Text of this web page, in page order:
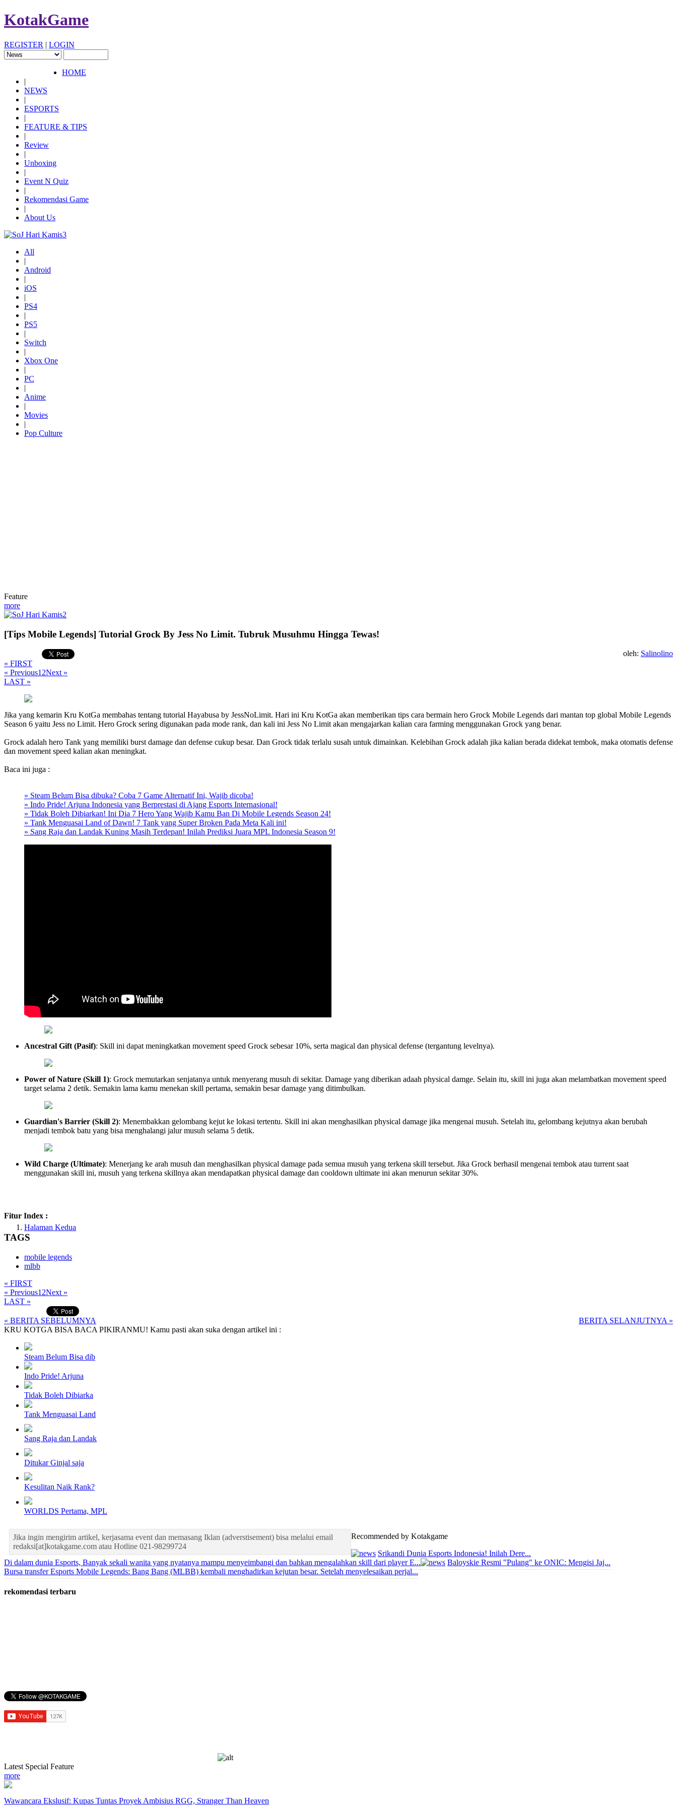
KotakGame
REGISTER | LOGIN
HOME
|
NEWS
|
ESPORTS
|
FEATURE & TIPS
|
Review
|
Unboxing
|
Event N Quiz
|
Rekomendasi Game
|
About Us
All
|
Android
|
iOS
|
PS4
|
PS5
|
Switch
|
Xbox One
|
PC
|
Anime
|
Movies
|
Pop Culture
Feature
more
[Tips Mobile Legends] Tutorial Grock By Jess No Limit. Tubruk Musuhmu Hingga Tewas!
oleh: Salinolino
« FIRST
« Previous1 2Next »
LAST »
Jika yang kemarin Kru KotGa membahas tentang tutorial Hayabusa by JessNoLimit. Hari ini Kru KotGa akan memberikan tips cara bermain hero Grock Mobile Legends dari mantan top global Mobile Legends
Season 6 yaitu Jess no Limit. Hero Grock sering digunakan pada mode rank, dan kali ini Jess No Limit akan mengajarkan kalian cara farming menggunakan Grock yang benar.
Grock adalah hero Tank yang memiliki burst damage dan defense cukup besar. Dan Grock tidak terlalu susah untuk dimainkan. Kelebihan Grock adalah jika kalian berada didekat tembok, maka otomatis defense
dan movement speed kalian akan meningkat.
Baca ini juga :
» Steam Belum Bisa dibuka? Coba 7 Game Alternatif Ini, Wajib dicoba!
» Indo Pride! Arjuna Indonesia yang Berprestasi di Ajang Esports Internasional!
» Tidak Boleh Dibiarkan! Ini Dia 7 Hero Yang Wajib Kamu Ban Di Mobile Legends Season 24!
» Tank Menguasai Land of Dawn! 7 Tank yang Super Broken Pada Meta Kali ini!
» Sang Raja dan Landak Kuning Masih Terdepan! Inilah Prediksi Juara MPL Indonesia Season 9!
Ancestral Gift (Pasif): Skill ini dapat meningkatkan movement speed Grock sebesar 10%, serta magical dan physical defense (tergantung levelnya).
Power of Nature (Skill 1): Grock memutarkan senjatanya untuk menyerang musuh di sekitar. Damage yang diberikan adaah physical damge. Selain itu, skill ini juga akan melambatkan movement speed
target selama 2 detik. Semakin lama kamu menekan skill pertama, semakin besar damage yang ditimbulkan.
Guardian's Barrier (Skill 2): Menembakkan gelombang kejut ke lokasi tertentu. Skill ini akan menghasilkan physical damage jika mengenai musuh. Setelah itu, gelombang kejutnya akan berubah
menjadi tembok batu yang bisa menghalangi jalur musuh selama 5 detik.
Wild Charge (Ultimate): Menerjang ke arah musuh dan menghasilkan physical damage pada semua musuh yang terkena skill tersebut. Jika Grock berhasil mengenai tembok atau turrent saat
menggunakan skill ini, musuh yang terkena skillnya akan mendapatkan physical damage dan cooldown ultimate ini akan menurun sekitar 30%.
Fitur Index :
Halaman Kedua
TAGS
mobile legends
mlbb
« FIRST
« Previous1 2Next »
LAST »
« BERITA SEBELUMNYA
BERITA SELANJUTNYA »
KRU KOTGA BISA BACA PIKIRANMU! Kamu pasti akan suka dengan artikel ini :
Steam Belum Bisa dib
Indo Pride! Arjuna
Tidak Boleh Dibiarka
Tank Menguasai Land
Sang Raja dan Landak
Ditukar Ginjal saja
Kesulitan Naik Rank?
WORLDS Pertama, MPL
Jika ingin mengirim artikel, kerjasama event dan memasang Iklan (adverstisement) bisa melalui email
redaksi[at]kotakgame.com atau Hotline 021-98299724
Recommended by Kotakgame
Srikandi Dunia Esports Indonesia! Inilah Dere...
Di dalam dunia Esports, Banyak sekali wanita yang nyatanya mampu menyeimbangi dan bahkan mengalahkan skill dari player E...
Baloyskie Resmi "Pulang" ke ONIC: Mengisi Jaj...
Bursa transfer Esports Mobile Legends: Bang Bang (MLBB) kembali menghadirkan kejutan besar. Setelah menyelesaikan perjal...
rekomendasi terbaru
Latest Special Feature
more
Wawancara Ekslusif: Kupas Tuntas Proyek Ambisius RGG, Stranger Than Heaven